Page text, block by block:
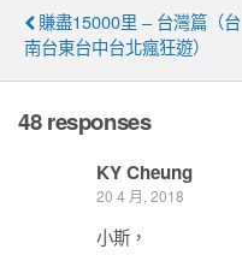
賺盡15000里 – 台灣篇（台
南台東台中台北瘋狂遊）
48 responses
KY Cheung
20 4 月, 2018
小斯，